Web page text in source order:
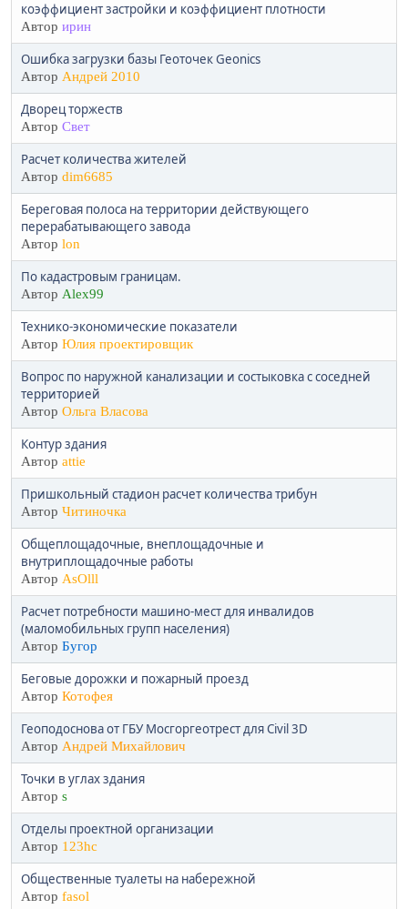
коэффициент застройки и коэффициент плотности
Автор ирин
Ошибка загрузки базы Геоточек Geonics
Автор Андрей 2010
Дворец торжеств
Автор Свет
Расчет количества жителей
Автор dim6685
Береговая полоса на территории действующего
перерабатывающего завода
Автор lon
По кадастровым границам.
Автор Alex99
Технико-экономические показатели
Автор Юлия проектировщик
Вопрос по наружной канализации и состыковка с соседней
территорией
Автор Ольга Власова
Контур здания
Автор attie
Пришкольный стадион расчет количества трибун
Автор Читиночка
Общеплощадочные, внеплощадочные и
внутриплощадочные работы
Автор AsOlll
Расчет потребности машино-мест для инвалидов
(маломобильных групп населения)
Автор Бугор
Беговые дорожки и пожарный проезд
Автор Котофея
Геоподоснова от ГБУ Мосгоргеотрест для Civil 3D
Автор Андрей Михайлович
Точки в углах здания
Автор s
Отделы проектной организации
Автор 123hc
Общественные туалеты на набережной
Автор fasol